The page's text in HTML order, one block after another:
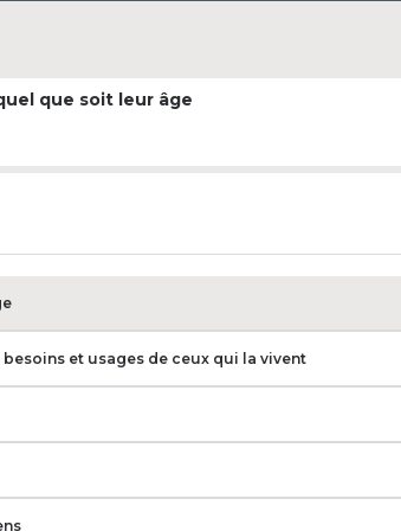
que soit leur âge
+ flèches pour des sauts de 10
et usages de ceux qui la vivent